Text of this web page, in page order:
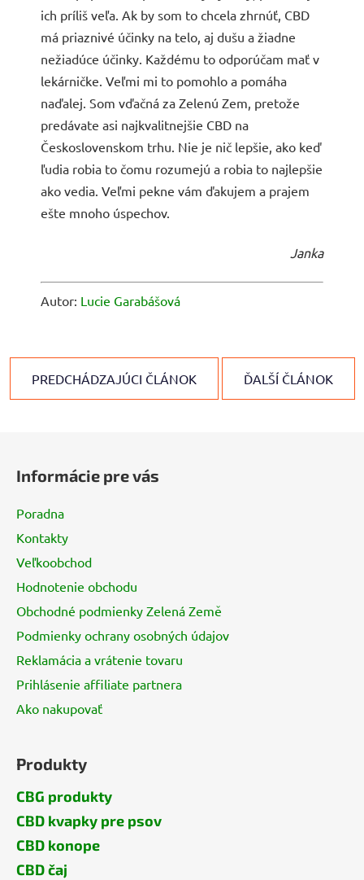
ich príliš veľa. Ak by som to chcela zhrnúť, CBD
má priaznivé účinky na telo, aj dušu a žiadne
nežiadúce účinky. Každému to odporúčam mať v
lekárničke. Veľmi mi to pomohlo a pomáha
naďalej. Som vďačná za Zelenú Zem, pretože
predávate asi najkvalitnejšie CBD na
Československom trhu. Nie je nič lepšie, ako keď
ľudia robia to čomu rozumejú a robia to najlepšie
ako vedia. Veľmi pekne vám ďakujem a prajem
ešte mnoho úspechov.
Janka
Autor: Lucie Garabášová
PREDCHÁDZAJÚCI ČLÁNOK ĎALŠÍ ČLÁNOK
Informácie pre vás
Poradna
Kontakty
Veľkoobchod
Hodnotenie obchodu
Obchodné podmienky Zelená Země
Podmienky ochrany osobných údajov
Reklamácia a vrátenie tovaru
Prihlásenie affiliate partnera
Ako nakupovať
Produkty
CBG produkty
CBD kvapky pre psov
CBD konope
CBD čaj